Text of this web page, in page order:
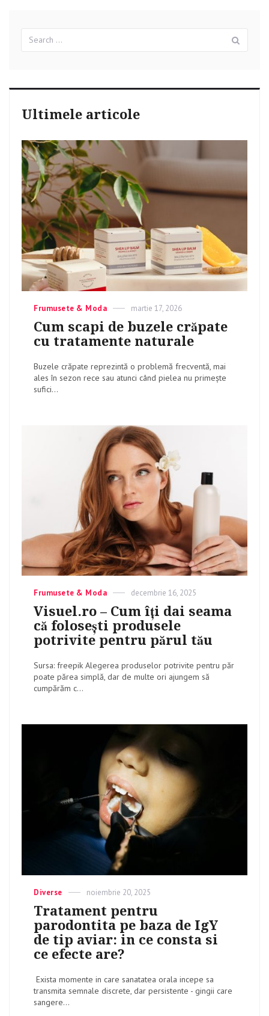
for:
Ultimele articole
Categories
Frumusete & Moda
Posted
on
martie 17, 2026
Cum scapi de buzele crăpate
cu tratamente naturale
Buzele crăpate reprezintă o problemă frecventă, mai
ales în sezon rece sau atunci când pielea nu primește
sufici...
Categories
Frumusete & Moda
Posted
decembrie 16, 2025
Visuel.ro – Cum îți dai seama
că folosești produsele
potrivite pentru părul tău
Sursa: freepik Alegerea produselor potrivite pentru păr
poate părea simplă, dar de multe ori ajungem să
cumpărăm c...
Categories
Diverse
Posted
noiembrie 20, 2025
Tratament pentru
parodontita pe baza de IgY
de tip aviar: in ce consta si
ce efecte are?
Exista momente in care sanatatea orala incepe sa
transmita semnale discrete, dar persistente - gingii care
sangere...